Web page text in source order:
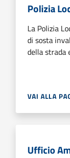
Polizia
La Polizia
di sosta
della strada
VAI ALLA
Ufficio